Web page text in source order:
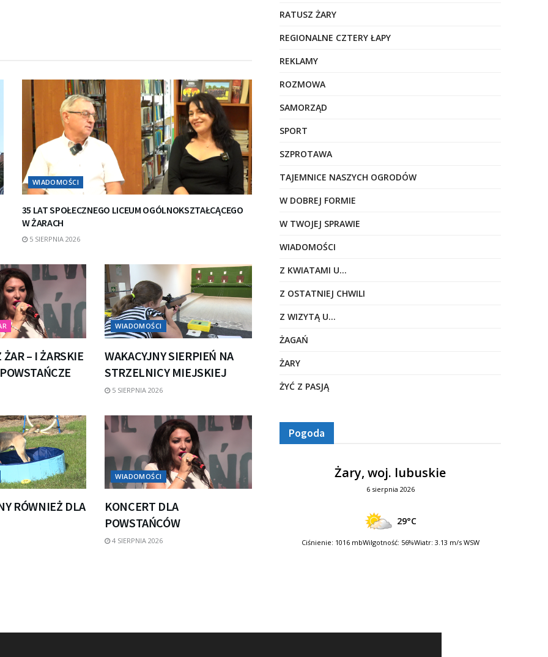
WIADOMOŚCI
35 LAT SPOŁECZNEGO LICEUM OGÓLNOKSZTAŁCĄCEGO
W ŻARACH
5 SIERPNIA 2026
– I ŻARSKIE
WIADOMOŚCI
WAKACYJNY SIERPIEŃ NA
STRZELNICY MIEJSKIEJ
5 SIERPNIA 2026
RÓWNIEŻ DLA
WIADOMOŚCI
KONCERT DLA
POWSTAŃCÓW
4 SIERPNIA 2026
RATUSZ ŻARY
REGIONALNE CZTERY ŁAPY
REKLAMY
ROZMOWA
SAMORZĄD
SPORT
SZPROTAWA
TAJEMNICE NASZYCH OGRODÓW
W DOBREJ FORMIE
W TWOJEJ SPRAWIE
WIADOMOŚCI
Z KWIATAMI U…
Z OSTATNIEJ CHWILI
Z WIZYTĄ U…
ŻAGAŃ
ŻARY
ŻYĆ Z PASJĄ
Pogoda
Żary, woj. lubuskie
6 sierpnia 2026
29°C
Ciśnienie: 1016 mbWilgotność: 56%Wiatr: 3.13 m/s WSW